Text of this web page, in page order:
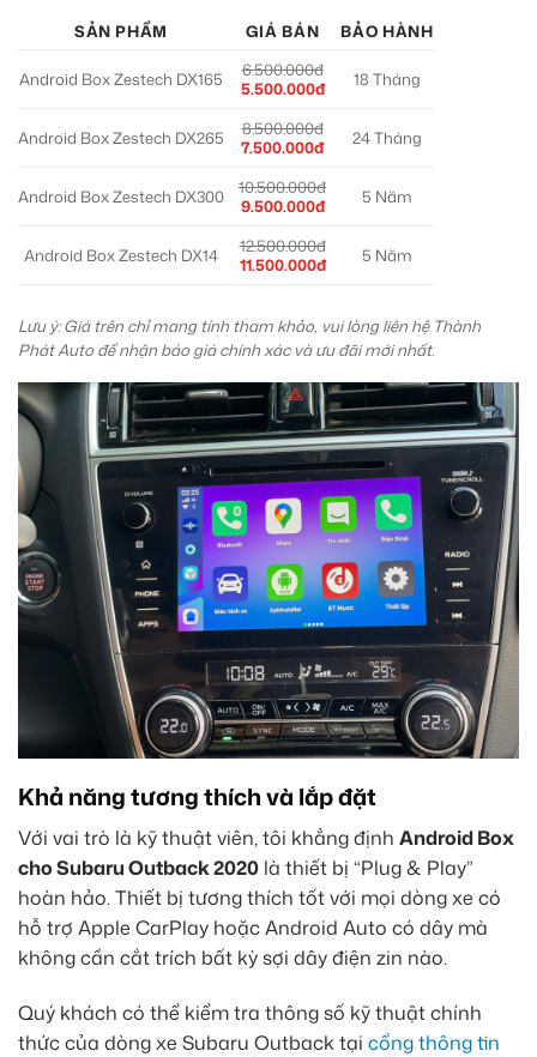
SẢN PHẨM GIÁ BÁN BẢO HÀNH
Android Box Zestech DX165
6.500.000đ
5.500.000đ
18 Tháng
Android Box Zestech DX265
8.500.000đ
7.500.000đ
24 Tháng
Android Box Zestech DX300
10.500.000đ
9.500.000đ
5 Năm
Android Box Zestech DX14
12.500.000đ
11.500.000đ
5 Năm
Lưu ý: Giá trên chỉ mang tính tham khảo, vui lòng liên hệ Thành
Phát Auto để nhận báo giá chính xác và ưu đãi mới nhất.
Khả năng tương thích và lắp đặt
Với vai trò là kỹ thuật viên, tôi khẳng định Android Box
cho Subaru Outback 2020 là thiết bị “Plug & Play”
hoàn hảo. Thiết bị tương thích tốt với mọi dòng xe có
hỗ trợ Apple CarPlay hoặc Android Auto có dây mà
không cần cắt trích bất kỳ sợi dây điện zin nào.
Quý khách có thể kiểm tra thông số kỹ thuật chính
thức của dòng xe Subaru Outback tại cổng thông tin